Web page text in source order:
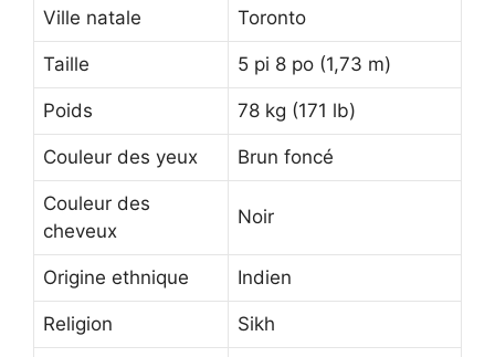
Ville natale Toronto
Taille 5 pi 8 po (1,73 m)
Poids 78 kg (171 lb)
Couleur des yeux Brun foncé
Couleur des
cheveux
Noir
Origine ethnique Indien
Religion Sikh